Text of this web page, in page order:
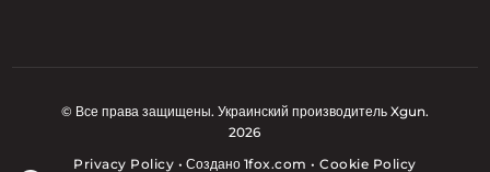
© Все права защищены. Украинский производитель Xgun.
2026
Privacy Policy • Создано 1fox.com•Cookie Policy